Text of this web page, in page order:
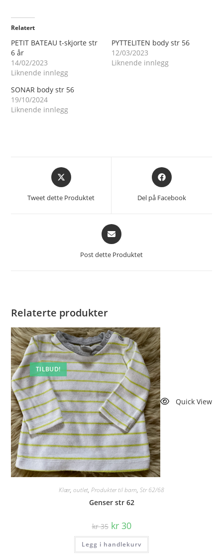
Relatert
PETIT BATEAU t-skjorte str
6 år
14/02/2023
Liknende innlegg
PYTTELITEN body str 56
12/03/2023
Liknende innlegg
SONAR body str 56
19/10/2024
Liknende innlegg
Åpnes
i
Tweet dette Produktet
Åpnes
i
et
Del på Facebook
Åpnes
i
Post dette Produktet
Relaterte produkter
TILBUD!
Quick View
Klær, outlet, Produkter til barn, Str 62/68
Genser str 62
kr35 Opprinnelig
pris
var:
kr 35.
kr30Nåværende
pris
er:
kr 30.
Legg i handlekurv